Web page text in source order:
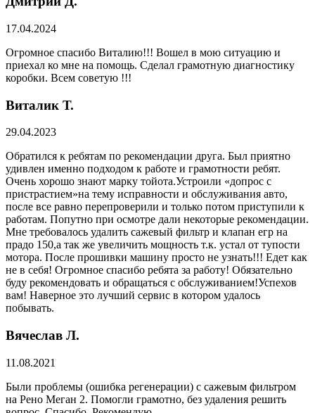
17.04.2024
Огромное спасибо Виталию!!! Вошел в мою ситуацию и
приехал ко мне на помощь. Сделал грамотную диагностику
коробки. Всем советую !!!
Виталик Т.
29.04.2023
Обратился к ребятам по рекомендации друга. Был приятно
удивлен именно подходом к работе и грамотности ребят.
Очень хорошо знают марку тойота.Устроили «допрос с
пристрастием»на тему исправности и обслуживания авто,
после все равно перепроверили и только потом приступили к
работам. Попутно при осмотре дали некоторые рекомендации.
Мне требовалось удалить сажевый фильтр и клапан егр на
прадо 150,а так же увеличить мощность т.к. устал от тупости
мотора. После прошивки машину просто не узнать!!! Едет как
не в себя! Огромное спасибо ребята за работу! Обязательно
буду рекомендовать и обращаться с обслуживанием!Успехов
вам! Наверное это лучший сервис в котором удалось
побывать.
Вячеслав Л.
11.08.2021
Были проблемы (ошибка регенерации) с сажевым фильтром
на Рено Меган 2. Помогли грамотно, без удаления решить